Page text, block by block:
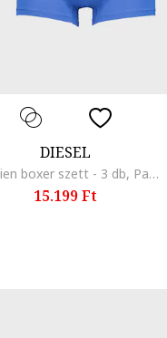
DIESEL
Damien boxer szett - 3 db, Pasztellkék/Fekete
15.199 Ft